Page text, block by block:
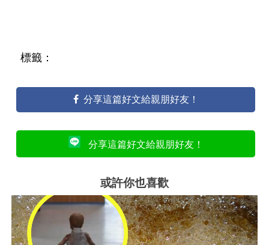
標籤：
分享這篇好文給親朋好友！
分享這篇好文給親朋好友！
或許你也喜歡